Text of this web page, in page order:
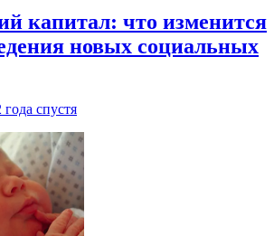
капитал: что изменится
новых социальных
года спустя